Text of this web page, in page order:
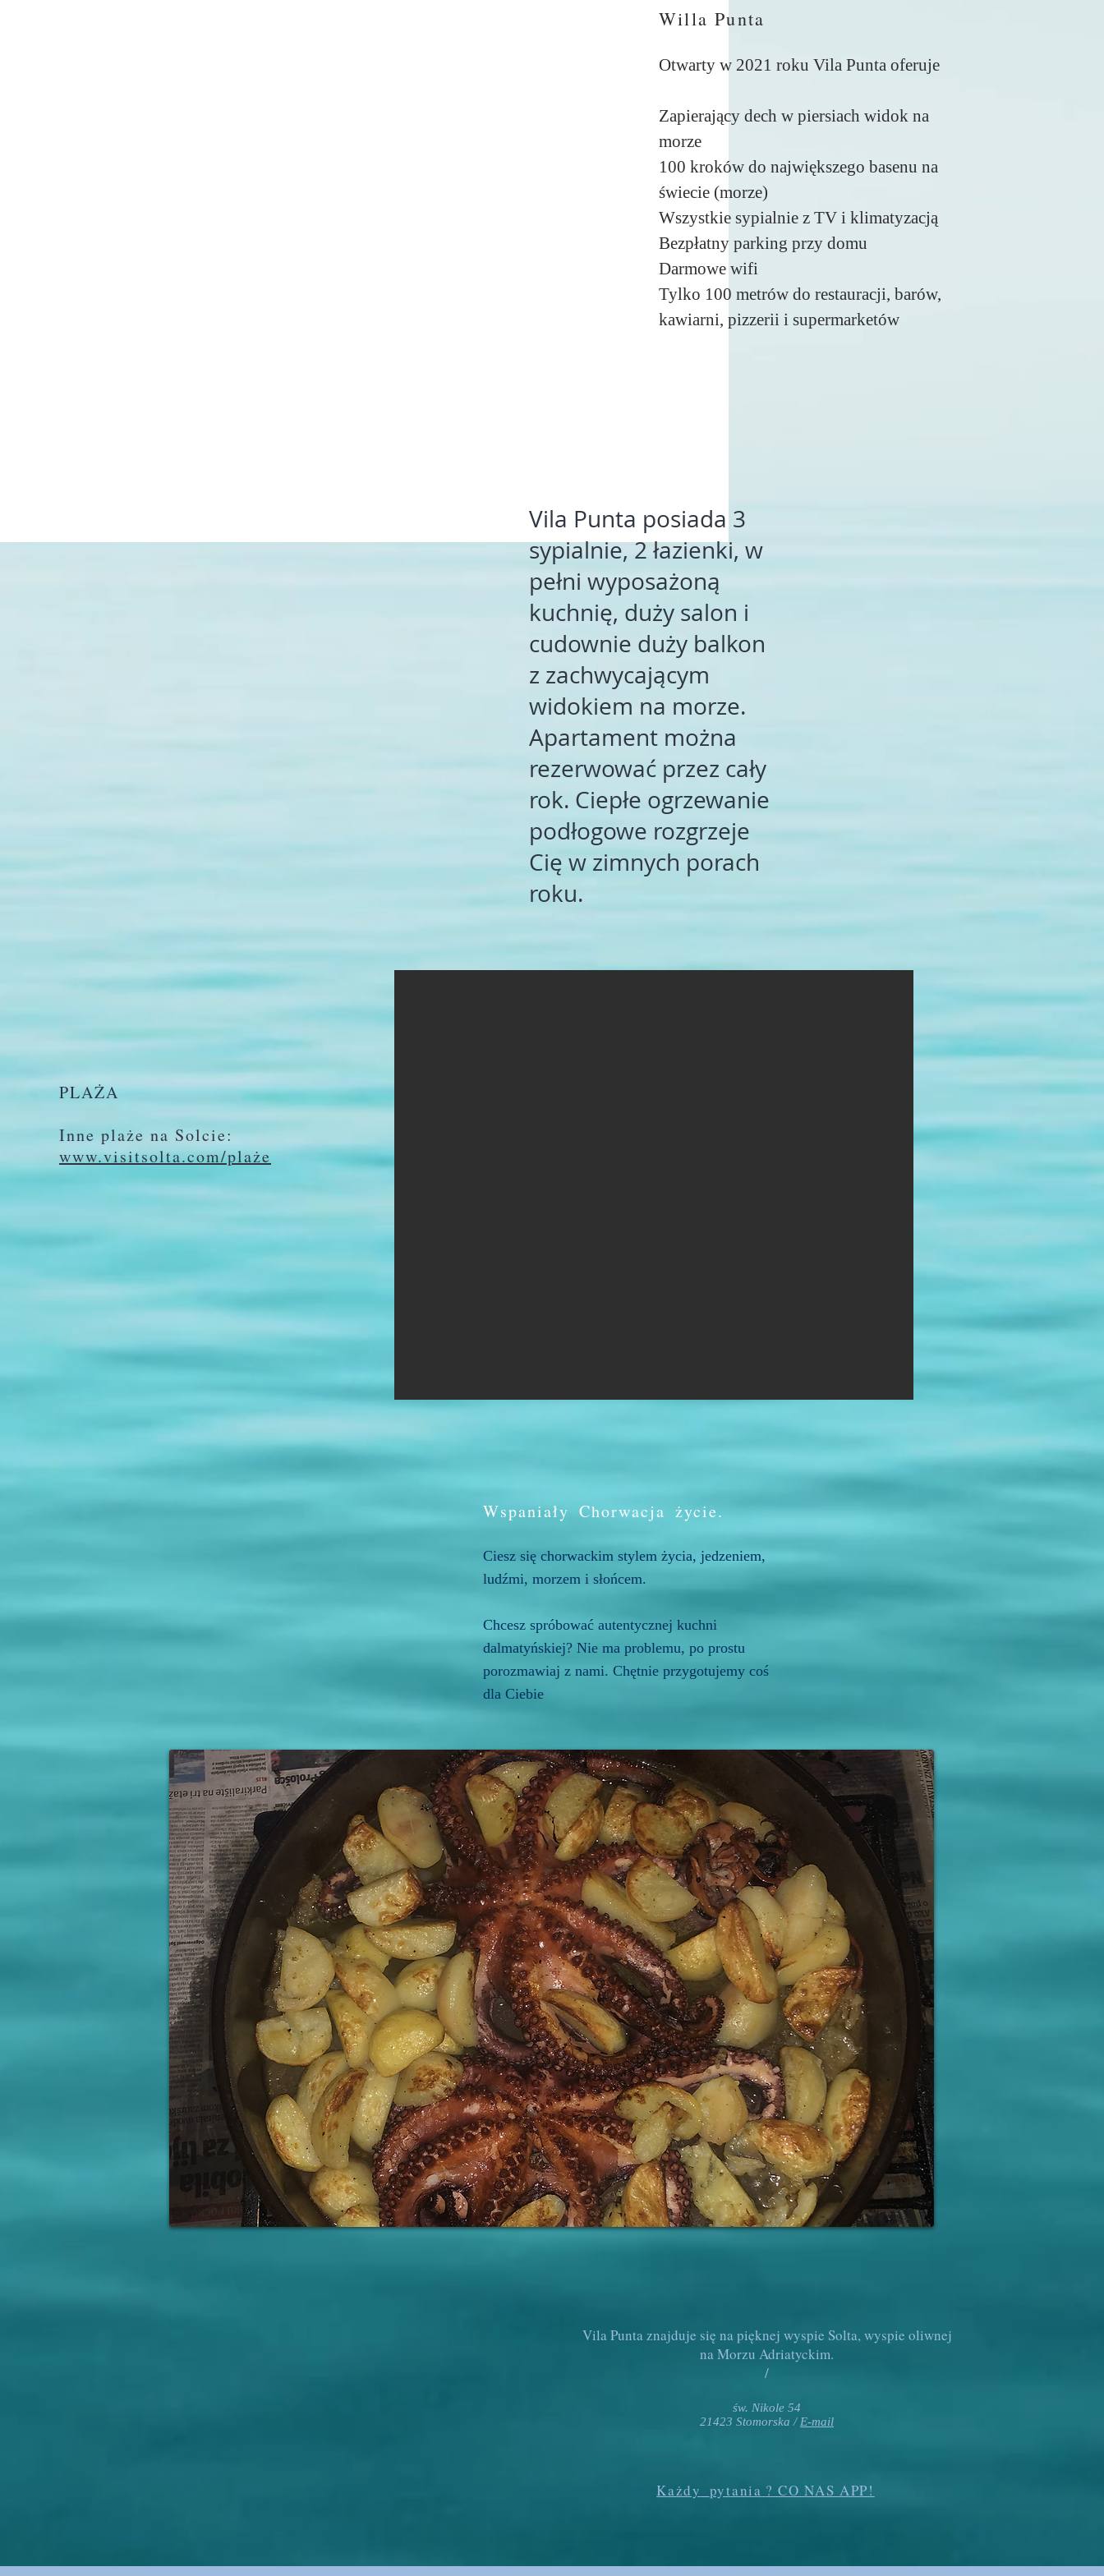
Willa Punta
Otwarty w 2021 roku Vila Punta oferuje
Zapierający dech w piersiach widok na
morze
100 kroków do największego basenu na
świecie (morze)
Wszystkie sypialnie z TV i klimatyzacją
Bezpłatny parking przy domu
Darmowe wifi
Tylko 100 metrów do restauracji, barów,
kawiarni, pizzerii i supermarketów
Vila Punta posiada 3
sypialnie, 2 łazienki, w
pełni wyposażoną
kuchnię, duży salon i
cudownie duży balkon
z zachwycającym
widokiem na morze.
Apartament można
rezerwować przez cały
rok. Ciepłe ogrzewanie
podłogowe rozgrzeje
Cię w zimnych porach
roku.
PLAŻA
Inne plaże na Solcie:
www.visitsolta.com/plaże
Wspaniały Chorwacja życie.
Ciesz się chorwackim stylem życia, jedzeniem,
ludźmi, morzem i słońcem.
Chcesz spróbować autentycznej kuchni
dalmatyńskiej? Nie ma problemu, po prostu
porozmawiaj z nami. Chętnie przygotujemy coś
dla Ciebie
Vila Punta znajduje się na pięknej wyspie Solta, wyspie oliwnej
na Morzu Adriatyckim.
/
św. Nikole 54
21423 Stomorska / E-mail
Każdy pytania ? CO NAS APP!